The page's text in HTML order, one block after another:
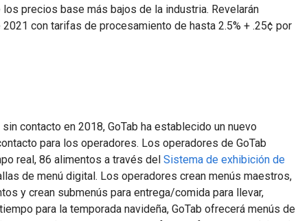
precios base más bajos de la industria. Revelarán
con tarifas de procesamiento de hasta 2.5% + .25¢ por
contacto en 2018, GoTab ha establecido un nuevo
para los operadores. Los operadores de GoTab
real, 86 alimentos a través del Sistema de exhibición de
de menú digital. Los operadores crean menús maestros,
y crean submenús para entrega/comida para llevar,
para la temporada navideña, GoTab ofrecerá menús de